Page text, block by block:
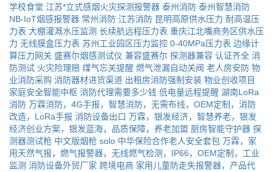
学校食堂 江苏*立式感烟火灾探测报警器 泰州消防 泰州智慧消防
NB-IoT烟感报警器 常州消防 江苏消防 昆明高原供水压力 耐高温压
力表 大棚灌溉水压监测 长续航远程压力表 重庆江北嘴商务区供水压
力 无线膜盒压力表 苏州工业园区压力监控 0-40MPa压力表 边缘计
算压力网关 盛赛尔烟感测试仪 兼容盛赛尔 探测器兼容 认证齐全 消
防测试 火灾险理赔 煤气忘关提醒 燃气泄漏自动关阀 老人房安防 物
业消防采购 消防器材进货渠道 出租房消防强制安装 物业创收项目
家庭安全智能中枢 消防代理需要多少钱 低电量远程提醒 湖南LoRa
消防 万霖消防，4G手报，智慧消防，无需布线，OEM定制，消防
改造，LoRa手报 消防设备出口 万霖，银发经济，智慧养老，银发
经济创业方案，银发蓝海，品质保障，养老加盟 厨房智能守护器 探
测器测试枪 中文版烟枪 solo 中华保险合作老人安全套包 万霖，家
用天然气报，燃气报警器，无线燃气检测，IP66，OEM定制，工业
监测 消防设备外贸厂家 跨境电商 家用儿童防走失报警器，产品代